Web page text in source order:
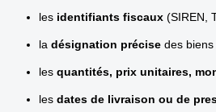
les identifiants fiscaux (SIREN,
la désignation précise des biens
les quantités, prix unitaires,
les dates de livraison ou de